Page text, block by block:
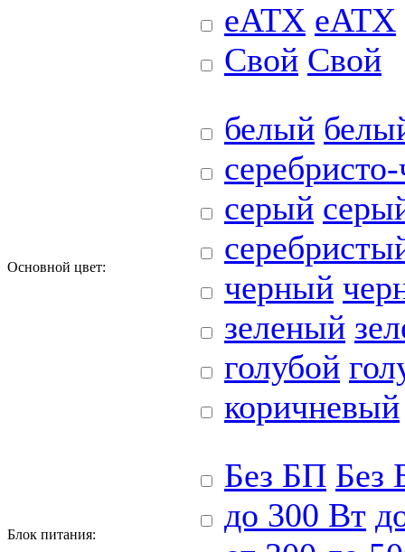
eATX eATX
Свой Свой
Основной цвет:
белый
серый
черный
зеленый
голубой
коричневый
Блoк питания:
Без БП Без
до 300 Вт